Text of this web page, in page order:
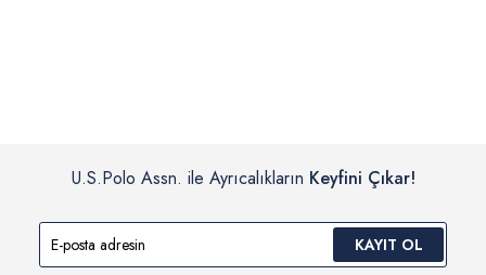
U.S.Polo Assn. ile Ayrıcalıkların Keyfini Çıkar!
KAYIT OL